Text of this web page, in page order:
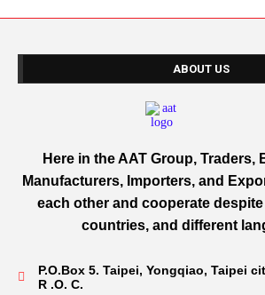
ABOUT US
Here in the AAT Group, Traders,
Manufacturers, Importers, and
each other and cooperate
countries, and different
P.O.Box 5. Taipei, Yongqiao, Taipei
R .O. C.